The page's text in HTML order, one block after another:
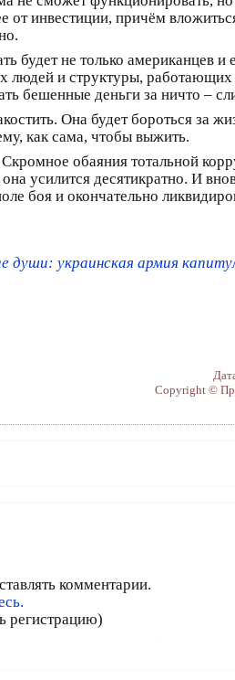
инвестиции, причём
будет не только американцев и
людей и структуры,
бешенные деньги за ничто –
Она будет бороться за
как сама, чтобы выжить.
обаяния тотальной
усилится десятикратно. И
боя и окончательно
украинская армия
Copyright ©
комментарии.
регистрацию)